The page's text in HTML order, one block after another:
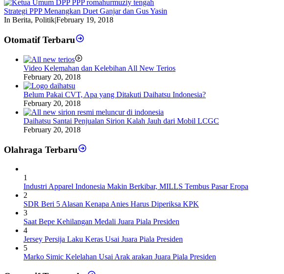
Strategi PPP Menangkan Duet Ganjar dan Gus Yasin
In Berita, Politik|February 19, 2018
Otomatif Terbaru
Video Kelemahan dan Kelebihan All New Terios
February 20, 2018
Belum Pakai CVT, Apa yang Ditakuti Daihatsu Indonesia?
February 20, 2018
Daihatsu Santai Penjualan Sirion Kalah Jauh dari Mobil LCGC
February 20, 2018
Olahraga Terbaru
1
Industri Apparel Indonesia Makin Berkibar, MILLS Tembus Pasar Eropa
2
SDR Beri 5 Alasan Kenapa Anies Harus Diperiksa KPK
3
Saat Bepe Kehilangan Medali Juara Piala Presiden
4
Jersey Persija Laku Keras Usai Juara Piala Presiden
5
Marko Simic Kelelahan Usai Arak arakan Juara Piala Presiden